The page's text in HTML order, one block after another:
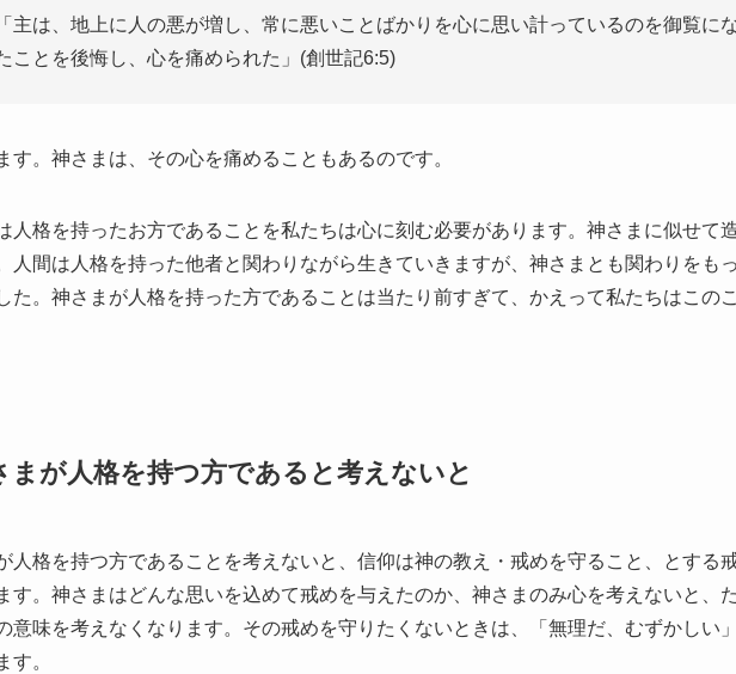
「主は、地上に人の悪が増し、常に悪いことばかりを心に思い計っているのを御覧に
ことを後悔し、心を痛められた」(創世記6:5)
す。神さまは、その心を痛めることもあるのです。
人格を持ったお方であることを私たちは心に刻む必要があります。神さまに似せて
人間は人格を持った他者と関わりながら生きていきますが、神さまとも関わりをも
た。神さまが人格を持った方であることは当たり前すぎて、かえって私たちはこの
まが人格を持つ方であると考えないと
人格を持つ方であることを考えないと、信仰は神の教え・戒めを守ること、とする
す。神さまはどんな思いを込めて戒めを与えたのか、神さまのみ心を考えないと、
意味を考えなくなります。その戒めを守りたくないときは、「無理だ、むずかしい
す。